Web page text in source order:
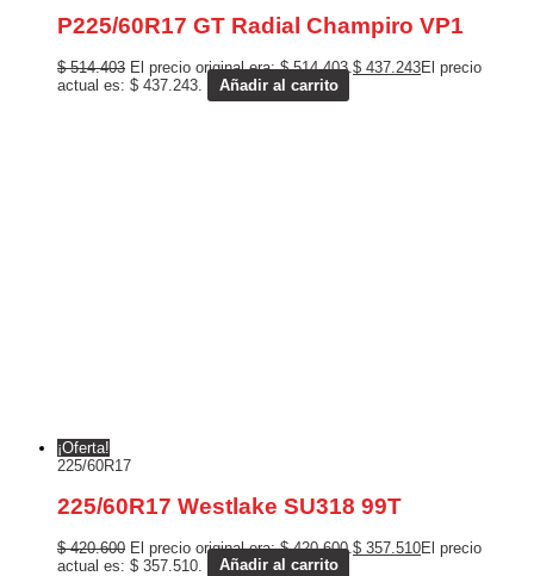
P225/60R17 GT Radial Champiro VP1
$514.403 El precio original era: $ 514.403.$ 437.243El precio
actual es: $ 437.243.
Añadir al carrito
¡Oferta!
225/60R17
225/60R17 Westlake SU318 99T
$420.600 El precio original era: $ 420.600. $ 357.510El precio
actual es: $ 357.510.
Añadir al carrito